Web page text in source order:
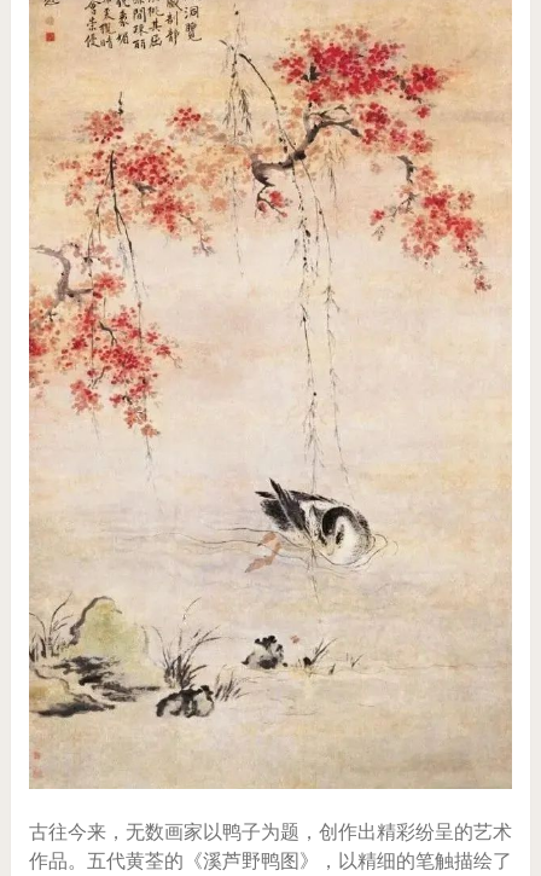
古往今来，无数画家以鸭子为题，创作出精彩纷呈的艺术
作品。五代黄荃的《溪芦野鸭图》，以精细的笔触描绘了